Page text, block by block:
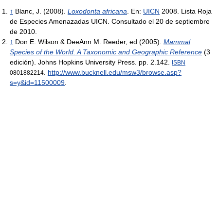
↑ Blanc, J. (2008). Loxodonta africana . En: UICN 2008. Lista Roja
de Especies Amenazadas UICN. Consultado el 20 de septiembre
de 2010.
↑ Don E. Wilson & DeeAnn M. Reeder, ed (2005). Mammal
Species of the World. A Taxonomic and Geographic Reference (3
edición). Johns Hopkins University Press. pp. 2.142.
ISBN
0801882214
http://www.bucknell.edu/msw3/browse.asp?
s=y&id=11500009